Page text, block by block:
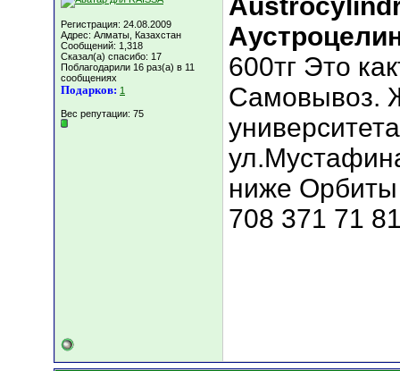
Регистрация: 24.08.2009
Адрес: Алматы, Казахстан
Сообщений: 1,318
Сказал(а) спасибо: 17
Поблагодарили 16 раз(а) в 11
сообщениях
Подарков: 1
Вес репутации: 75
600тг Это
Самовывоз.
ниже
708 371 71